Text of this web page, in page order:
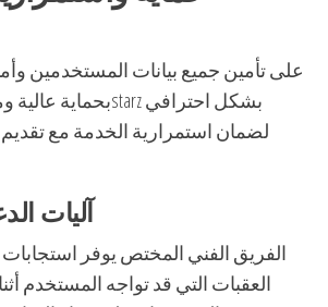
لضمان استمرارية الخدمة مع تقديم
آليات
الفريق الفني المختص يوفر
العقبات التي قد تواجه المستخدم